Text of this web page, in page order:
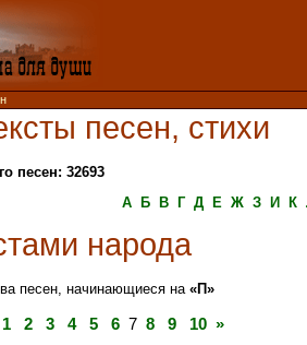
песен, стихи
песен: 32693
А
Б В Г Д Е Ж З И К
народа
песен, начинающиеся на «П»
1 2 3 4 5 6 7 8 9 10 »